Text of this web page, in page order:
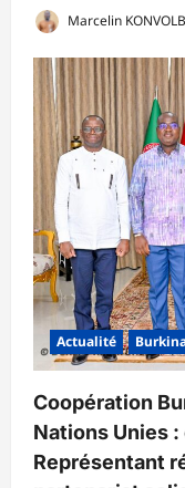
Marcelin
Actualité
Coopération
Nations Unies
Représentant